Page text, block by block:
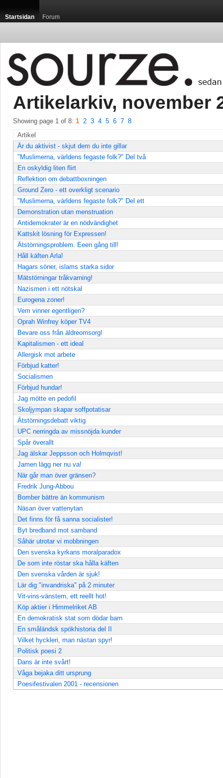
Startsidan Forum
Artikelarkiv, november
Showing page 1 of 8: 1 2 3 4 5 6 7 8
Artikel
Är du aktivist - skjut dem du inte gillar
"Muslimerna, världens fegaste folk?" Del två
En oskyldig liten flirt
Reflektion om debattboxningen
Ground Zero - ett overkligt scenario
"Muslimerna, världens fegaste folk?" Del ett
Demonstration utan menstruation
Antidemokrater är en nödvändighet
Kattskit lösning för Expressen!
Ätstörningsproblem. Eeen gång till!
Håll käften Arla!
Hagars söner, islams starka sidor
Mätstörningar tråkvarning!
Nazismen i ett nötskal
Eurogena zoner!
Vem vinner egentligen?
Oprah Winfrey köper TV4
Bevare oss från äldreomsorg!
Kapitalismen - ett ideal
Allergisk mot arbete
Förbjud katter!
Socialismen
Förbjud hundar!
Jag mötte en pedofil
Skoljympan skapar soffpotatisar
Ätstörningsdebatt viktig
UPC nerringda av missnöjda kunder
Spår överallt
Jag älskar Jeppsson och Holmqvist!
Jamen lägg ner nu va!
När går man över gränsen?
Fredrik Jung-Abbou
Bomber bättre än kommunism
Näsan över vattenytan
Det finns för få sanna socialister!
Byt bredband mot samband
Såhär utrotar vi mobbningen
Den svenska kyrkans moralparadox
De som inte röstar ska hålla käften
Den svenska vården är sjuk!
Lär dig "invandriska" på 2 minuter
Vit-vins-vänstern, ett reellt hot!
Köp aktier i Himmelriket AB
En demokratisk stat som dödar barn
En småländsk spökhistoria del II
Vilket hyckleri, man nästan spyr!
Politisk poesi 2
Dans är inte svårt!
Våga bejaka ditt ursprung
Poesifestivalen 2001 - recensionen